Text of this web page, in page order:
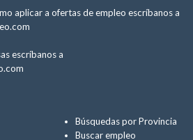
aplicar a ofertas de empleo escríbanos a
escríbanos a
Búsquedas por Provincia
Buscar empleo